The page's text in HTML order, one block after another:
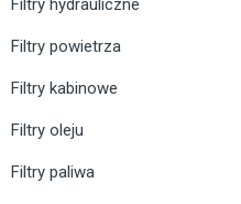
Filtry hydrauliczne
Filtry powietrza
Filtry kabinowe
Filtry oleju
Filtry paliwa